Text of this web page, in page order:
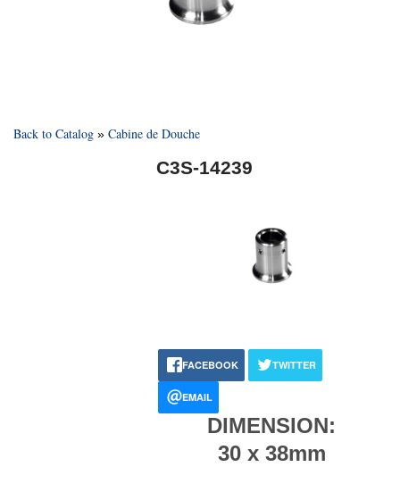
Back to Catalog Cabine de Douche
C3S-14239
FACEBOOK TWITTER
EMAIL
DIMENSION:
30 x 38mm